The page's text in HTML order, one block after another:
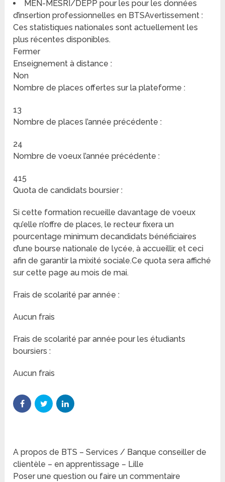
MEN-MESRI/DEPP pour les pour les données
d’insertion professionnelles en BTSAvertissement :
Ces statistiques nationales sont actuellement les
plus récentes disponibles.
Fermer
Enseignement à distance :
Non
Nombre de places offertes sur la plateforme :
13
Nombre de places l’année précédente :
24
Nombre de voeux l’année précédente :
415
Quota de candidats boursier :
Si cette formation recueille davantage de voeux
qu’elle n’offre de places, le recteur fixera un
pourcentage minimum decandidats bénéficiaires
d’une bourse nationale de lycée, à accueillir, et ceci
afin de garantir la mixité sociale.Ce quota sera affiché
sur cette page au mois de mai.
Frais de scolarité par année :
Aucun frais
Frais de scolarité par année pour les étudiants
boursiers :
Aucun frais
A propos de BTS – Services / Banque conseiller de
clientèle – en apprentissage – Lille
Poser une question ou faire un commentaire